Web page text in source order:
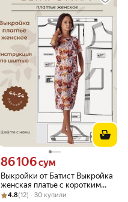
Выкройки от Батист Выкройка
женская платье с коротким
рукавом и карманами,
Цена 86106 сум вместо
86 106сум
Рейтинг товара: 4.8 из 5
Оценок: (12) · 30 купили
4.8(12) · 30 купили